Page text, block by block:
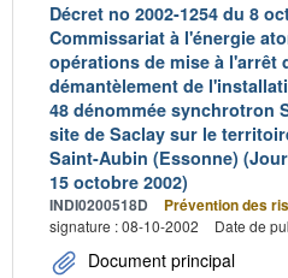
Décret no 2002-1254 du 8
Commissariat à l'énergie
opérations de mise à l'arrêt
démantèlement de
48 dénommée synchrotron
site de Saclay sur le
Saint-Aubin (Essonne)
15 octobre 2002)
INDI0200518D Prévention des
signature : 08-10-2002
Date de
Document principal